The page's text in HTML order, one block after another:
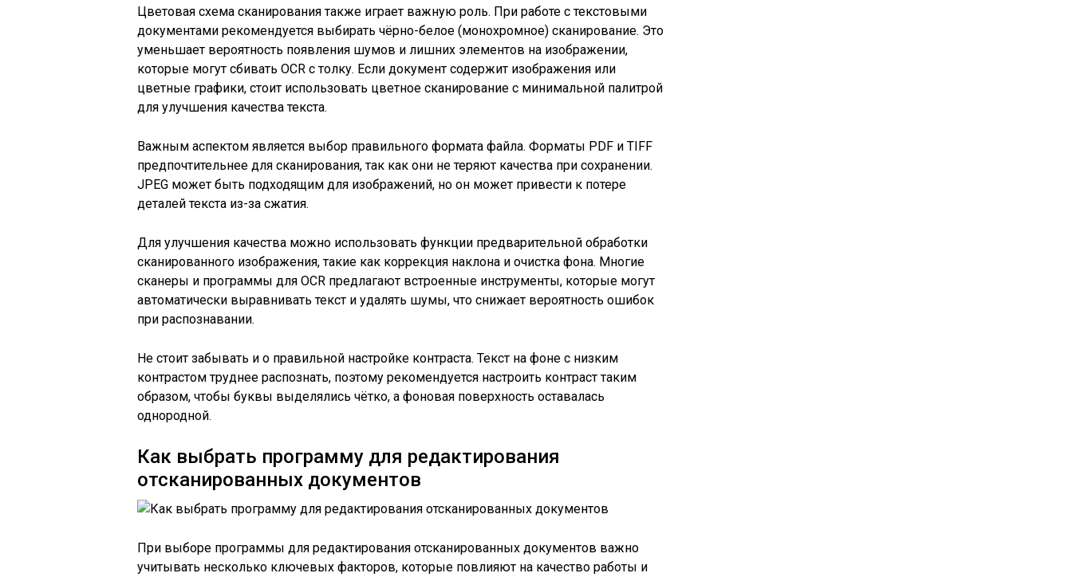
Цветовая схема сканирования также играет важную роль. При работе с текстовыми
документами рекомендуется выбирать чёрно-белое (монохромное) сканирование. Это
уменьшает вероятность появления шумов и лишних элементов на изображении,
которые могут сбивать OCR с толку. Если документ содержит изображения или
цветные графики, стоит использовать цветное сканирование с минимальной палитрой
для улучшения качества текста.
Важным аспектом является выбор правильного формата файла. Форматы PDF и TIFF
предпочтительнее для сканирования, так как они не теряют качества при сохранении.
JPEG может быть подходящим для изображений, но он может привести к потере
деталей текста из-за сжатия.
Для улучшения качества можно использовать функции предварительной обработки
сканированного изображения, такие как коррекция наклона и очистка фона. Многие
сканеры и программы для OCR предлагают встроенные инструменты, которые могут
автоматически выравнивать текст и удалять шумы, что снижает вероятность ошибок
при распознавании.
Не стоит забывать и о правильной настройке контраста. Текст на фоне с низким
контрастом труднее распознать, поэтому рекомендуется настроить контраст таким
образом, чтобы буквы выделялись чётко, а фоновая поверхность оставалась
однородной.
Как выбрать программу для редактирования
отсканированных документов
При выборе программы для редактирования отсканированных документов важно
учитывать несколько ключевых факторов, которые повлияют на качество работы и